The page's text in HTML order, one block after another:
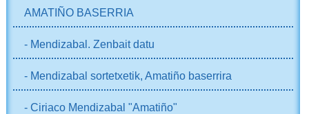
AMATIÑO BASERRIA
- Mendizabal. Zenbait datu
- Mendizabal sortetxetik, Amatiño baserrira
- Ciriaco Mendizabal "Amatiño"